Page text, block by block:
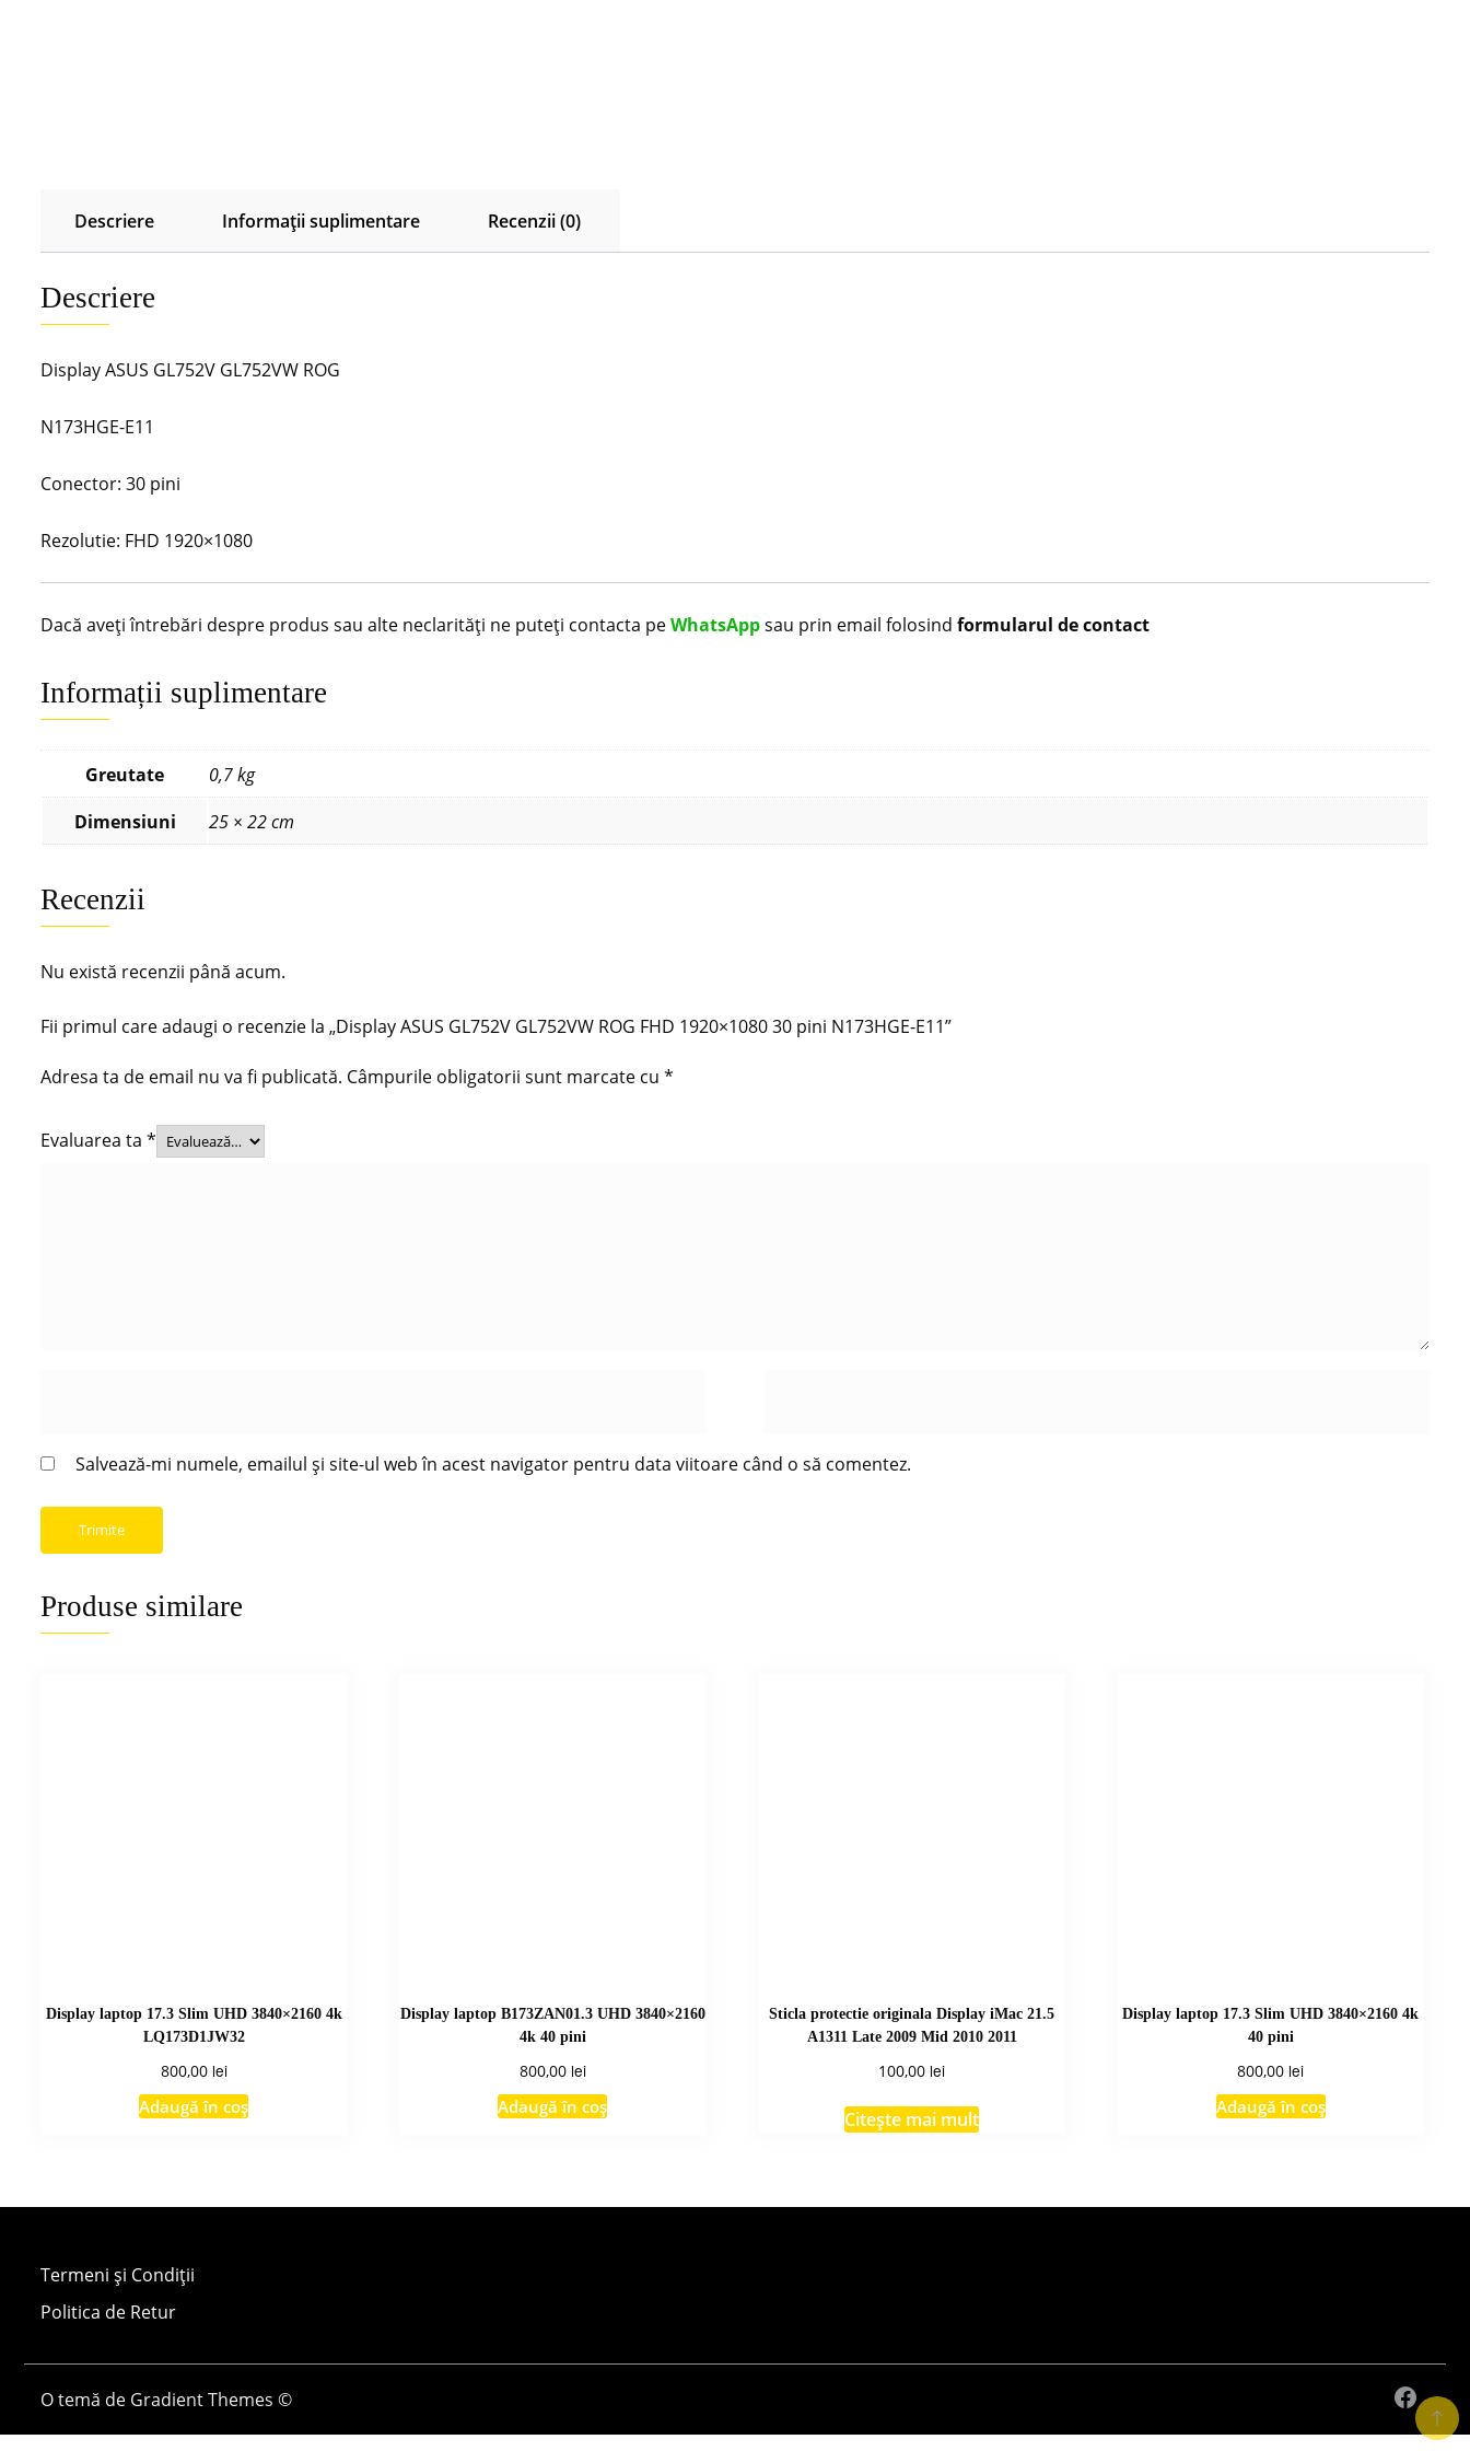
Descriere Informații suplimentare Recenzii (0)
Descriere
Display ASUS GL752V GL752VW ROG
N173HGE-E11
Conector: 30 pini
Rezolutie: FHD 1920×1080
Dacă aveți întrebări despre produs sau alte neclarități ne puteți contacta peWhatsAppsau prin email folosind formularul de contact
Informații suplimentare
Greutate
0,7 kg
Dimensiuni
25 × 22 cm
Recenzii
Nu există recenzii până acum.
Fii primul care adaugi o recenzie la „Display ASUS GL752V GL752VW ROG FHD 1920×1080 30 pini N173HGE-E11”
Adresa ta de email nu va fi publicată. Câmpurile obligatorii sunt marcate cu *
Evaluarea ta *
Salvează-mi numele, emailul și site-ul web în acest navigator pentru data viitoare când o să comentez.
Produse similare
Display laptop 17.3 Slim UHD 3840×2160 4k
LQ173D1JW32
800,00 lei
Adaugă în coș
Display laptop B173ZAN01.3 UHD 3840×2160
4k 40 pini
800,00 lei
Adaugă în coș
Sticla protectie originala Display iMac 21.5
A1311 Late 2009 Mid 2010 2011
100,00 lei
Citește mai mult
Display laptop 17.3 Slim UHD 3840×2160 4k
40 pini
800,00 lei
Adaugă în coș
Termeni și Condiții
Politica de Retur
O temă de Gradient Themes ©